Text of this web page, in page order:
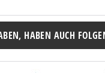
HABEN AUCH